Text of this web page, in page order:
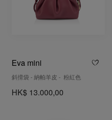
Eva mini
斜揹袋 - 納帕羊皮 - 粉紅色
HK$ 13.000,00